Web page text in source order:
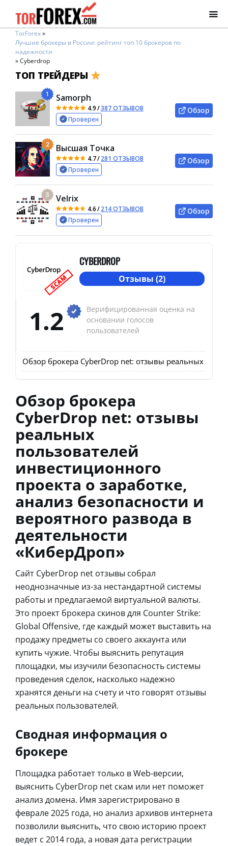
TorForex»
Лучшие брокеры в России: рейтинг топ 10 брокеров по
надежности
»Cyberdrop
ТОП ТРЕЙДЕРЫ
1 Samorph
4.9/387 ОТЗЫВОВ
Проверен
Обзор
2 Высшая Точка
4.7/281 ОТЗЫВОВ
Проверен
Обзор
3 Velrix
4.6/214 ОТЗЫВОВ
Проверен
Обзор
SCAM
CYBERDROP
Отзывы (2)
1.2
Верифицированная оценка на
основании голосов
пользователей
Обзор брокера CyberDrop net: отзывы реальных
Обзор брокера
CyberDrop net: отзывы
реальных
пользователей
инвестиционного
проекта о заработке,
анализ безопасности и
вероятного развода в
деятельности
«КиберДроп»
Сайт CyberDrop net отзывы собрал
неоднозначные из-за нестандартной системы
работы и предлагаемой виртуальной валюты.
Это проект брокера скинов для Counter Strike:
Global Offensive, где каждый может выставить на
продажу предметы со своего аккаунта или
купить чужие. Чтобы выяснить репутация
площадки, мы изучили безопасность системы
проведения сделок, насколько надежно
хранятся деньги на счету и что говорят отзывы
реальных пользователей.
Сводная информация о
брокере
Площадка работает только в Web-версии,
выяснить CyberDrop net скам или нет поможет
анализ домена. Имя зарегистрировано в
феврале 2025 года, но анализ архивов интернета
позволили выяснить, что свою историю проект
ведет с 2014 года, а новая дата регистрации